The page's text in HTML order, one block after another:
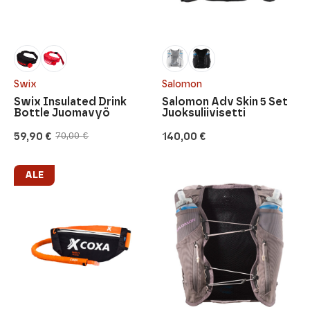
Swix
70,00€
Alkuperäinen
oli:
70,00 €.
59,90 €
Nykyinen
on:
59,90 €.
Swix Insulated Drink
Bottle Juomavyö
Salomon
140,00 €
Salomon Adv Skin 5 Set
Juoksuliivisetti
ALE